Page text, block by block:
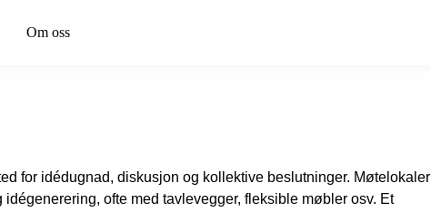
Om oss
for idédugnad, diskusjon og kollektive beslutninger. Møtelokaler
ofte med tavlevegger, fleksible møbler osv. Et